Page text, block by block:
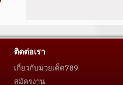
ติดต่อเรา
เกี่ยวกับมวยเด็ด789
สมัครงาน